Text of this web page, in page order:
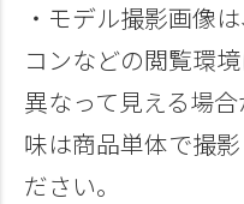
・モデル撮影画像
コンなどの閲覧環
異なって見える場
味は商品単体で撮
ださい。